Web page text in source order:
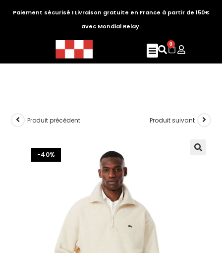
Paiement sécurisé I Livraison gratuite en France à partir de 150€
avec Mondial Relay.
0
-40%
Produit précédent Produit suivant